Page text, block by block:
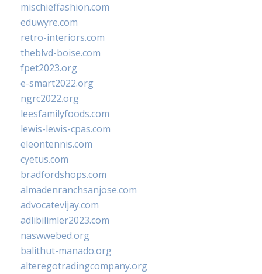
mischieffashion.com
eduwyre.com
retro-interiors.com
theblvd-boise.com
fpet2023.org
e-smart2022.org
ngrc2022.org
leesfamilyfoods.com
lewis-lewis-cpas.com
eleontennis.com
cyetus.com
bradfordshops.com
almadenranchsanjose.com
advocatevijay.com
adlibilimler2023.com
naswwebed.org
balithut-manado.org
alteregotradingcompany.org